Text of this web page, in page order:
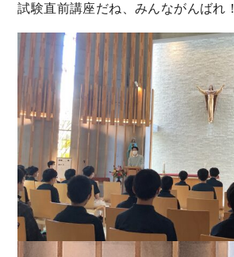
試験直前講座だね、みんながんばれ！